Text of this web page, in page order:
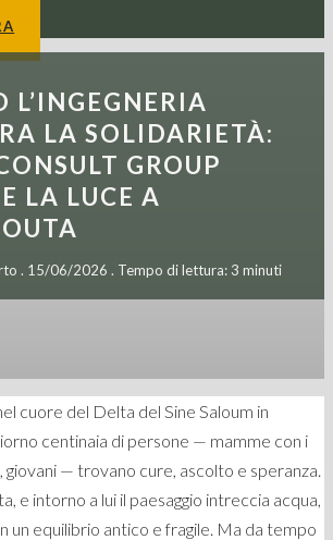
L’INGEGNERIA
LA SOLIDARIETÀ:
GROUP
LA LUCE A
. 15/06/2026 . Tempo di lettura: 3 minuti
cuore del Delta del Sine Saloum in
centinaia di persone — mamme con i
giovani — trovano cure, ascolto e speranza.
e intorno a lui il paesaggio intreccia acqua,
un equilibrio antico e fragile. Ma da tempo